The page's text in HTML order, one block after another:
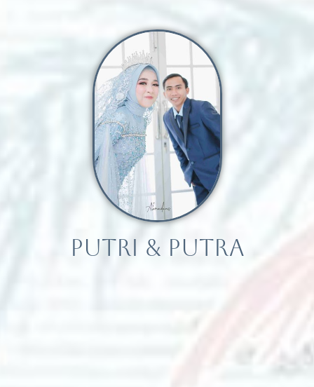
PUTRI & PUTRA